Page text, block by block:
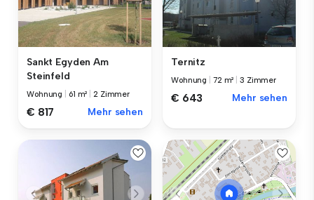
Sankt Egyden Am
Steinfeld
Wohnung 61 m² |2 Zimmer
€ 817 Mehr sehen
Ternitz
Wohnung 72 m² |3 Zimmer
€ 643 Mehr sehen